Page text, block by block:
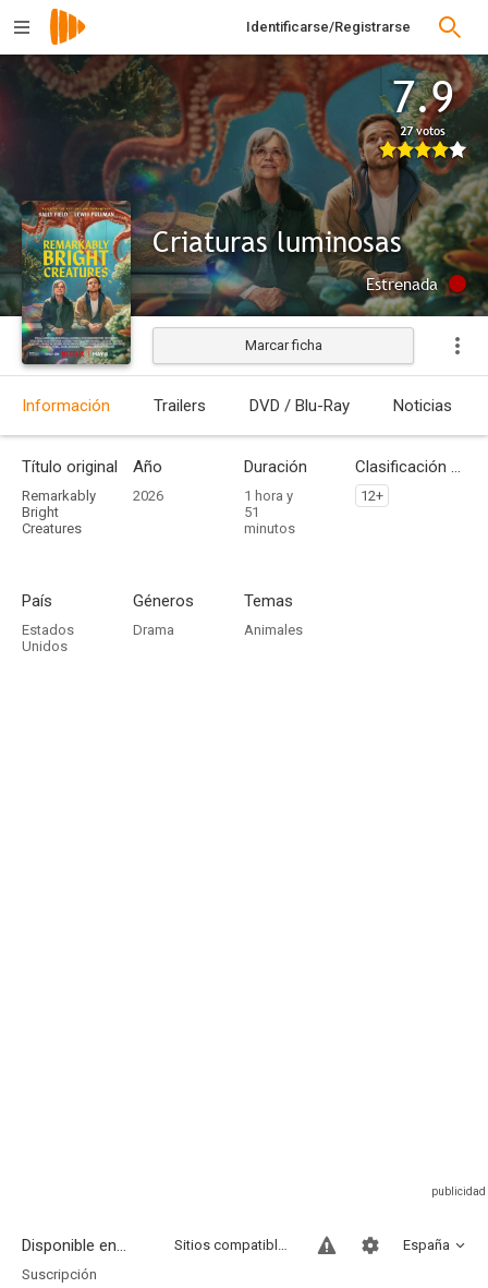
Identificarse/Registrarse
7.9
27 votos
Criaturas luminosas
Estrenada
Marcar ficha
Información Trailers DVD / Blu-Ray Noticias
Título original
Remarkably
Bright
Creatures
Año
2026
Duración
1 hora y
51
minutos
Clasificación por edades
12+
País
Estados
Unidos
Géneros
Drama
Temas
Animales
Disponible en... España
Sitios compatibles
Suscripción